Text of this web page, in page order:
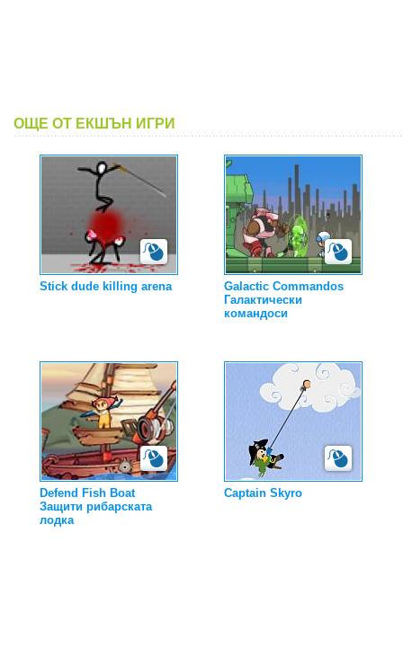
ОЩЕ ОТ ЕКШЪН ИГРИ
Stick dude killing arena
Galactic Commandos
Галактически
командоси
Defend Fish Boat
Защити рибарската
лодка
Captain Skyro